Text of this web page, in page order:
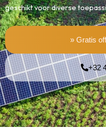
geschikt voor diverse
» Gratis
+32